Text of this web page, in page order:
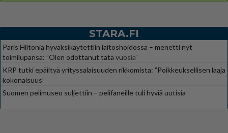
STARA.FI
Paris Hiltonia hyväksikäytettiin laitoshoidossa – menetti nyt
toimilupansa: ”Olen odottanut tätä vuosia”
KRP tutki epäiltyä yrityssalaisuuden rikkomista: ”Poikkeuksellisen laaja
kokonaisuus”
Suomen pelimuseo suljettiin – pelifaneille tuli hyviä uutisia